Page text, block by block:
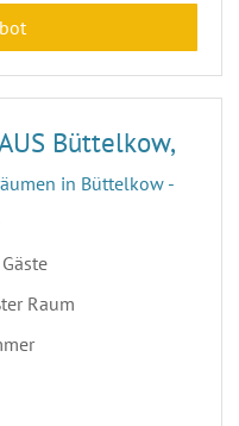
Büttelkow,
in Büttelkow -
Raum